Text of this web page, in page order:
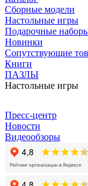
Сборные модели
Настольные игры
Подарочные
Новинки
Сопутствующие
Книги
ПАЗЛЫ
Настольные игры
Пресс-центр
Новости
Видеообзоры